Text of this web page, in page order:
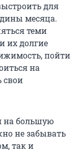
для
месяца.
теми
их долгие
пойти
на
свои
на большую
не забывать
так и